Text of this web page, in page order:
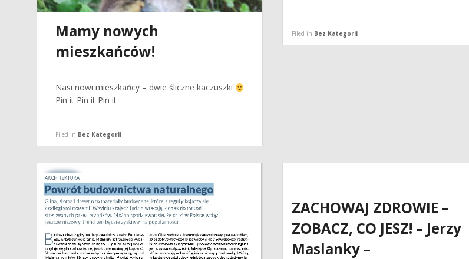
Mamy nowych
mieszkańców!
Nasi nowi mieszkańcy – dwie śliczne kaczuszki
Pin it Pin it Pin it
Filed in Bez Kategorii
Filed in Bez Kategorii
ZACHOWAJ ZDROWIE –
ZOBACZ, CO JESZ! – Jerzy
Maslanky –